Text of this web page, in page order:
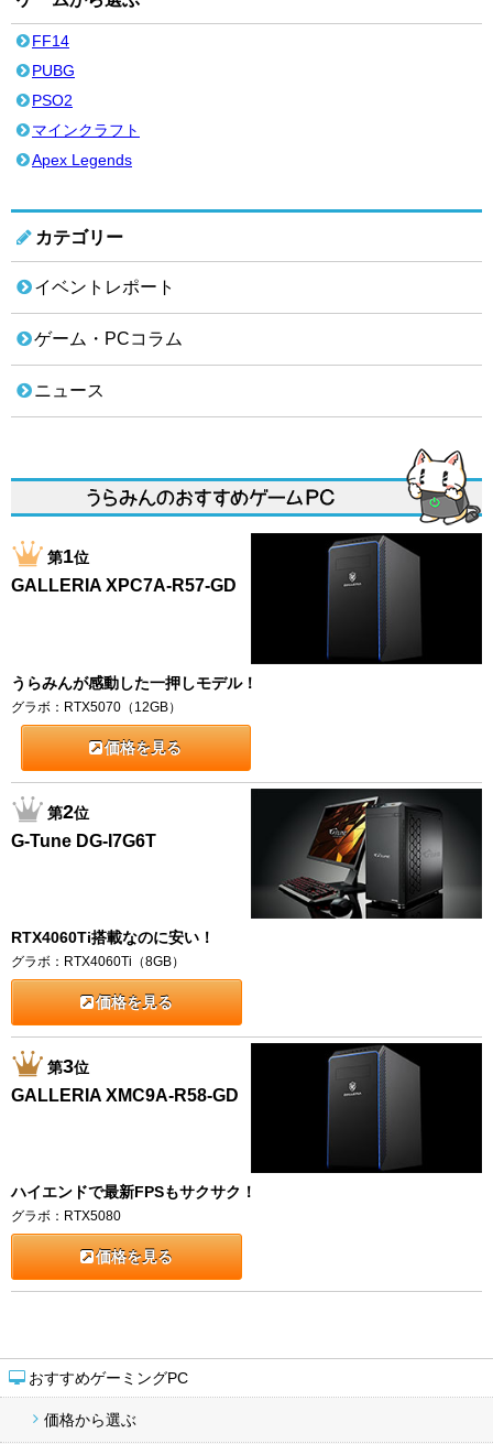
カテゴリー
イベントレポート
ゲーム・PCコラム
ニュース
おすすめゲーミングPC
価格から選ぶ
FF14
PUBG
PSO2
マインクラフト
Apex Legends
第1位
GALLERIA XPC7A-R57-GD
うらみんが感動した一押しモデル！
グラボ：RTX5070（12GB）
価格を見る
第2位
G-Tune DG-I7G6T
RTX4060Ti搭載なのに安い！
グラボ：RTX4060Ti（8GB）
価格を見る
第3位
GALLERIA XMC9A-R58-GD
ハイエンドで最新FPSもサクサク！
グラボ：RTX5080
価格を見る